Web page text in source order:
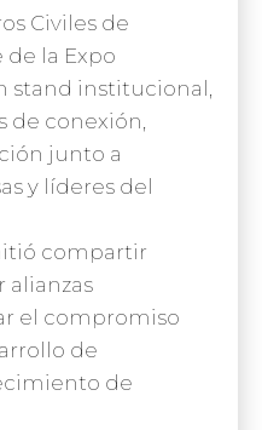
Civiles de
de la Expo
stand institucional,
de conexión,
junto a
y líderes del
compartir
alianzas
el compromiso
de
de